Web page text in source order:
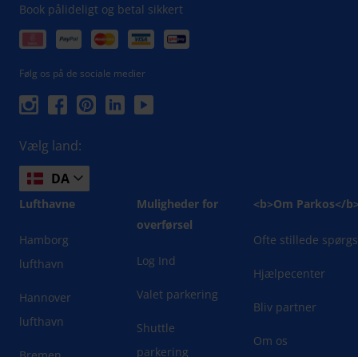
Book pålideligt og betal sikkert
Følg os på de sociale medier
Vælg land:
DA
Lufthavne
Hamborg
lufthavn
Hannover
lufthavn
Muligheder for
overførsel
Log Ind
Valet parkering
Shuttle
parkering
<b>Om Parkos</
Ofte stillede
Hjælpecenter
Bliv partner
Om os